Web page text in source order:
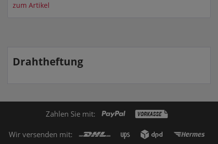
zum Artikel
Drahtheftung
Zahlen Sie mit:
Wir versenden mit: